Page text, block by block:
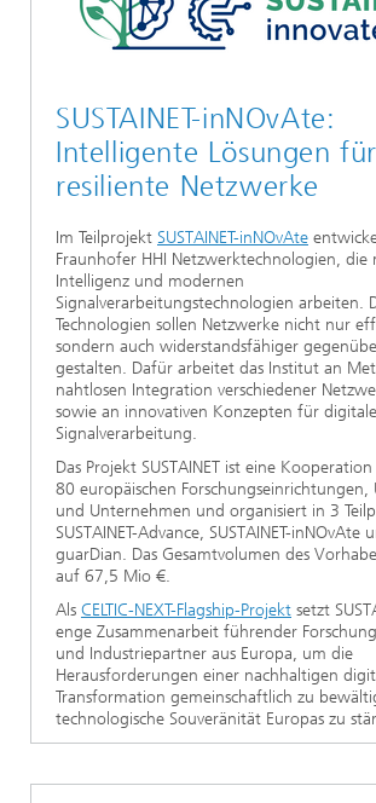
SUSTAINET-inNOvAte:
Intelligente Lösungen für
resiliente Netzwerke
Im Teilprojekt SUSTAINET-inNOvAte
Fraunhofer HHI Netzwerktechnologien, die
Intelligenz und modernen
Signalverarbeitungstechnologien arbeiten.
Technologien sollen Netzwerke nicht nur
sondern auch widerstandsfähiger
gestalten. Dafür arbeitet das Institut an
nahtlosen Integration verschiedener
sowie an innovativen Konzepten für digitale
Signalverarbeitung.
Das Projekt SUSTAINET ist eine
80 europäischen Forschungseinrichtungen,
und Unternehmen und organisiert in 3
SUSTAINET-Advance, SUSTAINET-inNOvAte
guarDian. Das Gesamtvolumen des
auf 67,5 Mio €.
Als CELTIC-NEXT-Flagship-Projekt setzt
enge Zusammenarbeit führender
und Industriepartner aus Europa, um die
Herausforderungen einer nachhaltigen
Transformation gemeinschaftlich zu
technologische Souveränität Europas zu